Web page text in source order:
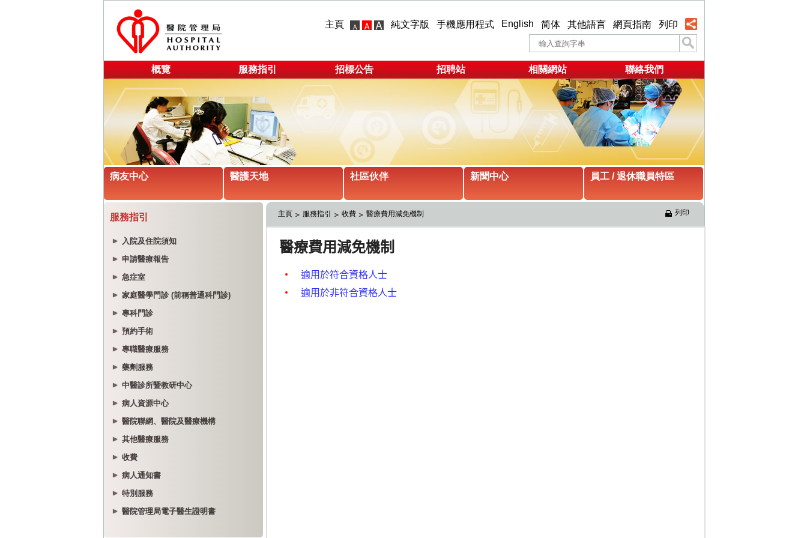
主頁 純文字版 手機應用程式 English 简体 其他語言 網頁指南 列印
概覽 服務指引 招標公告 招聘站 相關網站 聯絡我們
病友中心 醫護天地 社區伙伴 新聞中心 員工 / 退休職員特區
服務指引
入院及住院須知
申請醫療報告
急症室
家庭醫學門診 (前稱普通科門診)
專科門診
預約手術
專職醫療服務
藥劑服務
中醫診所暨教研中心
病人資源中心
醫院聯網、醫院及醫療機構
其他醫療服務
收費
病人通知書
特別服務
醫院管理局電子醫生證明書
主頁 服務指引 收費 醫療費用減免機制 列印